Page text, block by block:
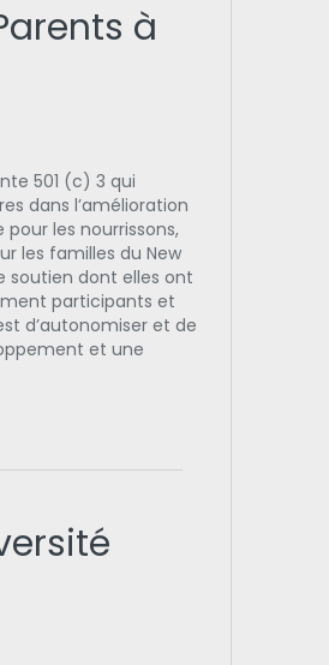
à
501 (c) 3 qui
dans l’amélioration
les nourrissons,
les familles du New
soutien dont elles ont
participants et
d’autonomiser et de
et une